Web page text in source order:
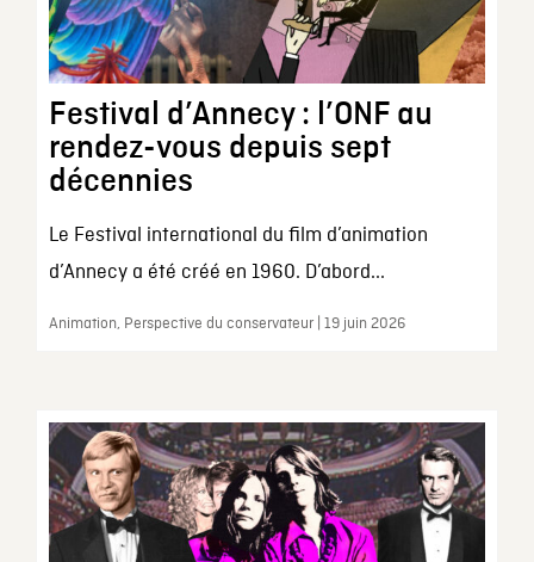
Festival d’Annecy : l’ONF au
rendez-vous depuis sept
décennies
Le Festival international du film d’animation
d’Annecy a été créé en 1960. D’abord...
Animation, Perspective du conservateur | 19 juin 2026